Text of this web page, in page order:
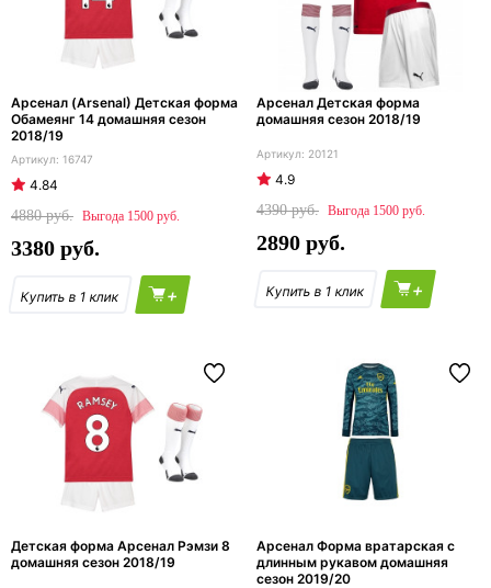
Арсенал (Arsenal) Детская форма
Обамеянг 14 домашняя сезон
2018/19
16747
4.84
4880
1500
3380
+
Арсенал Детская форма
домашняя сезон 2018/19
20121
4.9
4390
1500
2890
+
Детская форма Арсенал Рэмзи 8
домашняя сезон 2018/19
Арсенал Форма вратарская с
длинным рукавом домашняя
сезон 2019/20